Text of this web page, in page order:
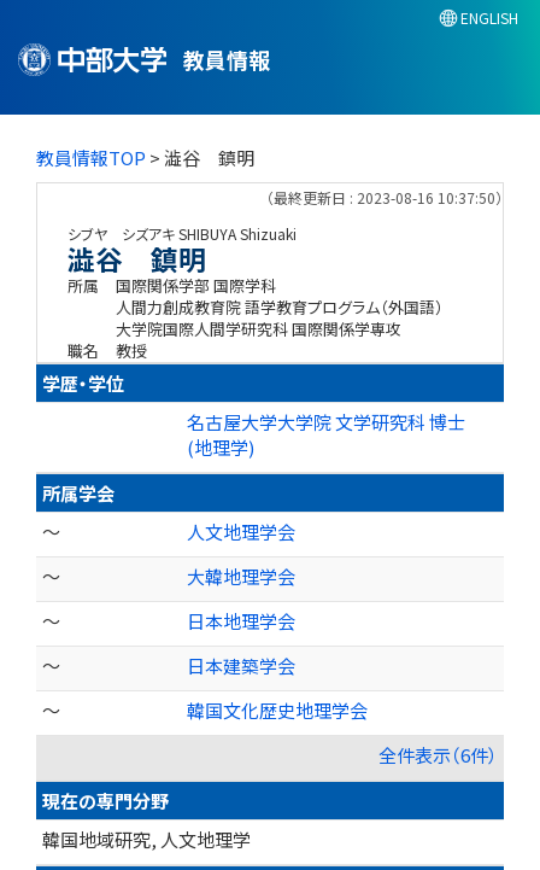
教員情報
ENGLISH
教員情報TOP > 澁谷 鎮明
（最終更新日 : 2023-08-16 10:37:50）
シブヤ シズアキSHIBUYA Shizuaki
澁谷 鎮明
所属
国際関係学部 国際学科
人間力創成教育院 語学教育プログラム（外国語）
大学院国際人間学研究科 国際関係学専攻
職名
教授
学歴・学位
名古屋大学大学院 文学研究科 博士
(地理学)
所属学会
～
人文地理学会
～
大韓地理学会
～
日本地理学会
～
日本建築学会
～
韓国文化歴史地理学会
全件表示（6件）
現在の専門分野
韓国地域研究, 人文地理学